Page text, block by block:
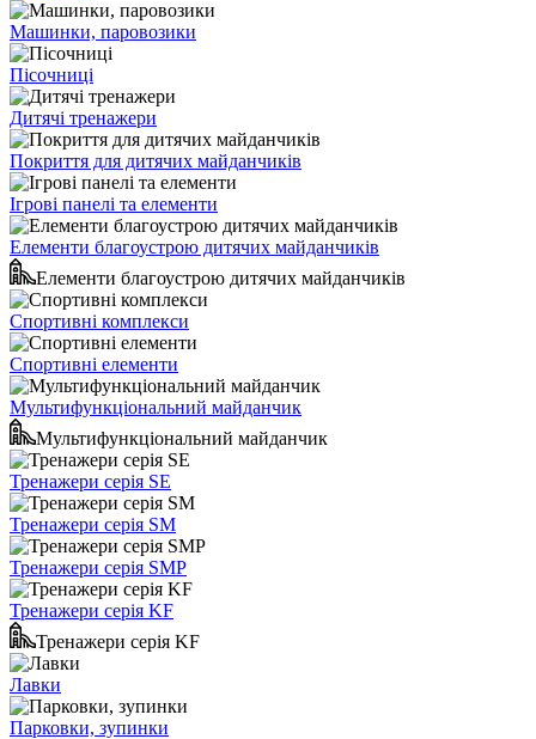
Машинки, паровозики
Пісочниці
Дитячі тренажери
Покриття для дитячих майданчиків
Ігрові панелі та елементи
Елементи благоустрою дитячих майданчиків
Елементи благоустрою дитячих майданчиків
Спортивні комплекси
Спортивні елементи
Мультифункціональний майданчик
Мультифункціональний майданчик
Тренажери серія SE
Тренажери серія SM
Тренажери серія SMP
Тренажери серія KF
Тренажери серія KF
Лавки
Парковки, зупинки